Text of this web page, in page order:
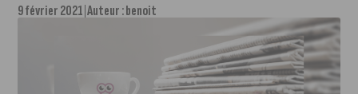
9 février 2021 Auteur :benoit